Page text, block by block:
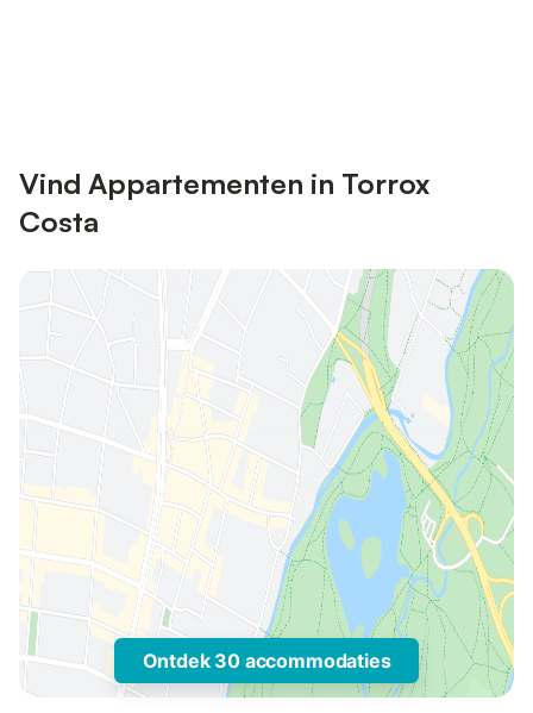
Vind Appartementen in Torrox
Costa
Ontdek 30 accommodaties